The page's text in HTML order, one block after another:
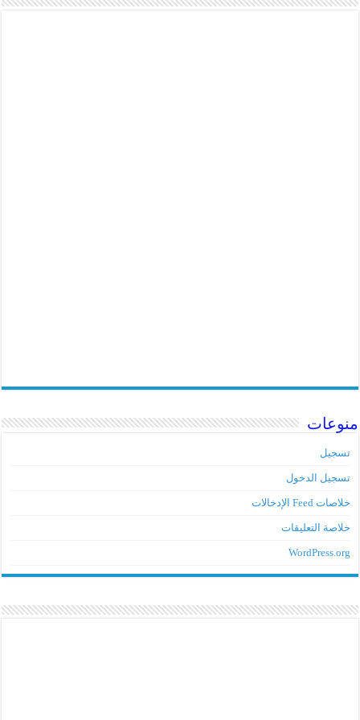
منوعات
تسجيل
تسجيل الدخول
خلاصات Feed الإدخالات
خلاصة التعليقات
WordPress.org